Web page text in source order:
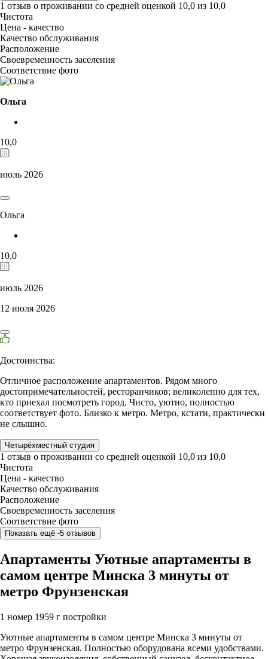
1 отзыв о проживании со средней оценкой 10,0 из 10,0
Чистота
Цена - качество
Качество обслуживания
Расположение
Своевременность заселения
Соответствие фото
Ольга
10,0
июль 2026
Ольга
10,0
июль 2026
12 июля 2026
Достоинства:
Отличное расположение апартаментов. Рядом много
достопримечательностей, ресторанчиков; великолепно для тех,
кто приехал посмотреть город. Чисто, уютно, полностью
соответствует фото. Близко к метро. Метро, кстати, практически
не слышно.
Четырёхместный студия
1 отзыв о проживании со средней оценкой 10,0 из 10,0
Чистота
Цена - качество
Качество обслуживания
Расположение
Своевременность заселения
Соответствие фото
Показать ещё -5 отзывов
Апартаменты Уютные апартаменты в
самом центре Минска 3 минуты от
метро Фрунзенская
1 номер 1959 г постройки
Уютные апартаменты в самом центре Минска 3 минуты от
метро Фрунзенская. Полностью оборудована всеми удобствами.